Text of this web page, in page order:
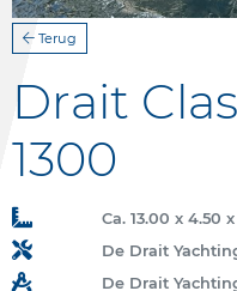
Terug
Drait
1300
Ca. 13.00 x 4.50
De Drait
De Drait